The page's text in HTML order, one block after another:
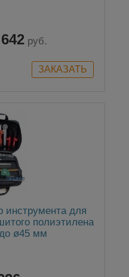
руб.
для
полиэтилена
ø45 мм